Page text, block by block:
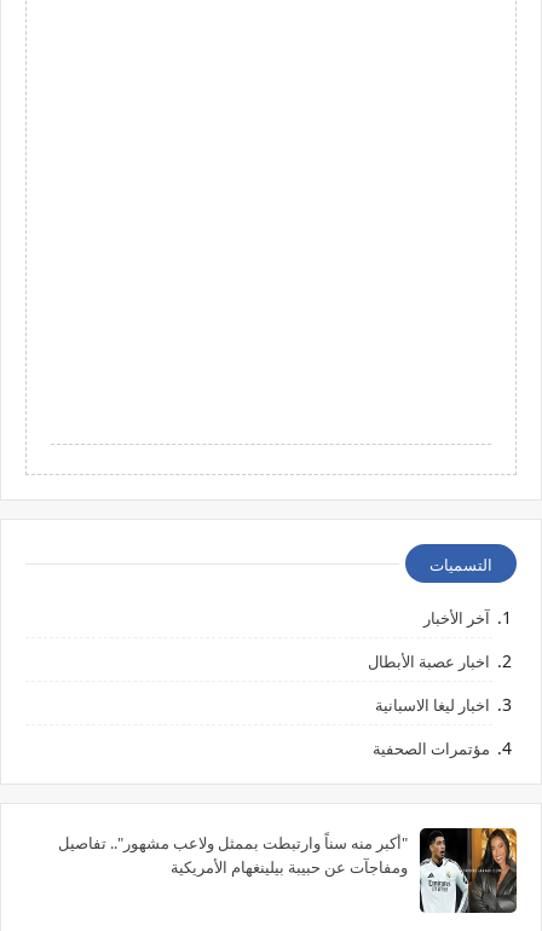
التسميات
آخر الأخبار
اخبار عصبة الأبطال
اخبار ليغا الاسبانية
مؤتمرات الصحفية
"أكبر منه سناً وارتبطت بممثل ولاعب مشهور".. تفاصيل
ومفاجآت عن حبيبة بيلينغهام الأمريكية